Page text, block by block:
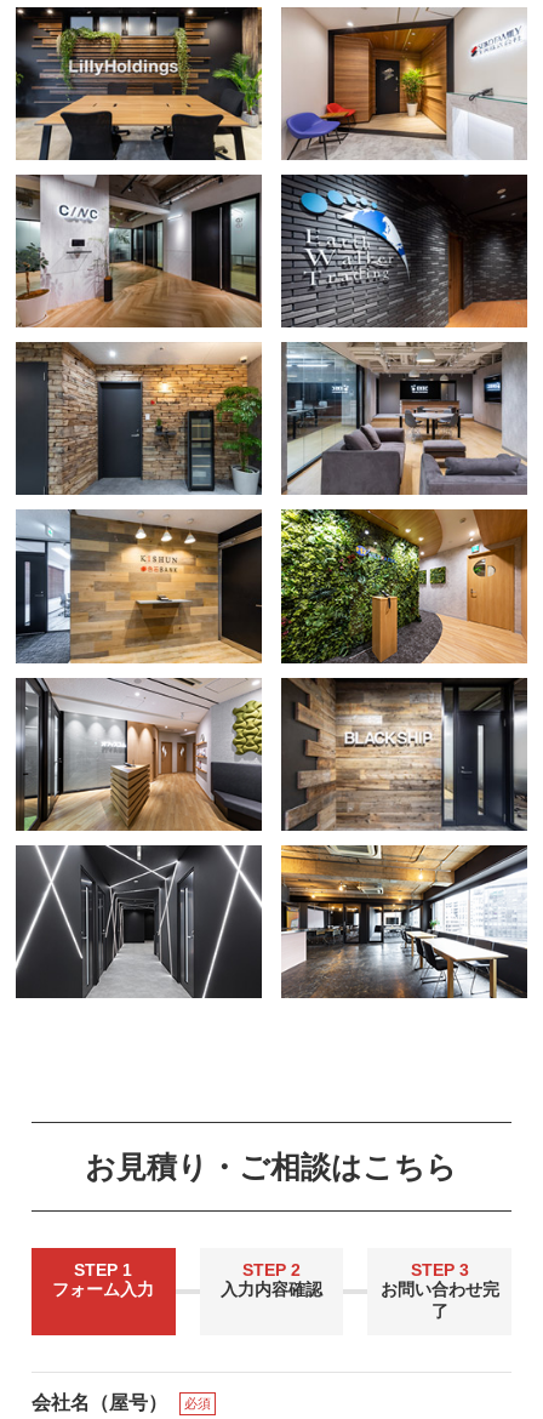
お見積り・ご相談はこちら
STEP 1
フォーム入力
STEP 2
入力内容確認
STEP 3
お問い合わせ完
了
会社名（屋号） 必須